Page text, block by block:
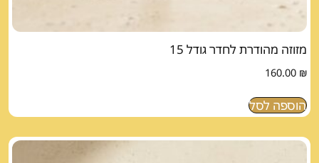
מזוזה מהודרת לחדר גודל 15
160.00 ₪
הוספה לסל